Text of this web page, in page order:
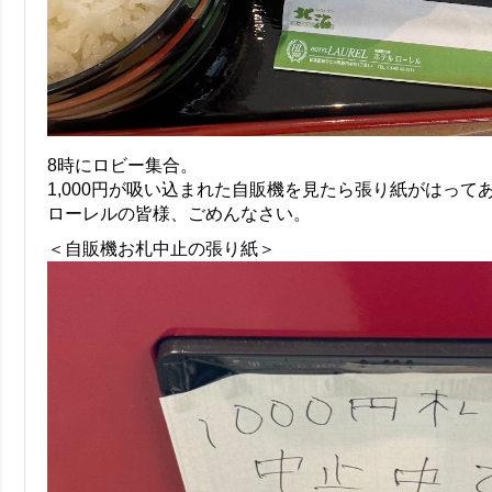
8時にロビー集合。
1,000円が吸い込まれた自販機を見たら張り紙がはって
ローレルの皆様、ごめんなさい。
＜自販機お札中止の張り紙＞